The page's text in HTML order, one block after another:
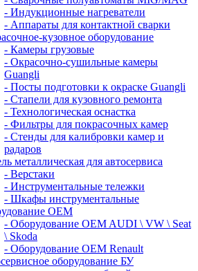
- Индукционные нагреватели
- Аппараты для контактной сварки
кузовное оборудование
- Камеры грузовые
- Окрасочно-сушильные камеры
Guangli
- Посты подготовки к окраске Guangli
- Стапели для кузовного ремонта
- Технологическая оснастка
- Фильтры для покрасочных камер
- Стенды для калибровки камер и
радаров
металлическая для автосервиса
- Верстаки
- Инструментальные тележки
- Шкафы инструментальные
OEM
- Оборудование OEM AUDI \ VW \ Seat
\ Skoda
- Оборудование OEM Renault
оборудование БУ